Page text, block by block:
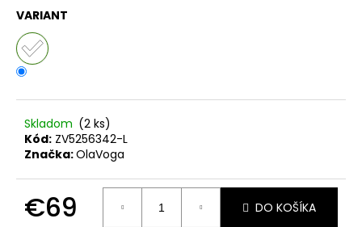
VARIANT
Skladom (2 ks)
Kód: ZV5256342-L
Značka:OlaVoga
€69 DO KOŠÍKA
a
m
e
KOMPLET
LA
BALANCIA
AURA
PÚDROVÁ